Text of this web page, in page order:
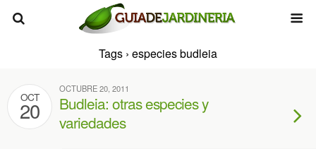
Tags › especies budleia
OCT
20
OCTUBRE 20, 2011
Budleia: otras especies y
variedades